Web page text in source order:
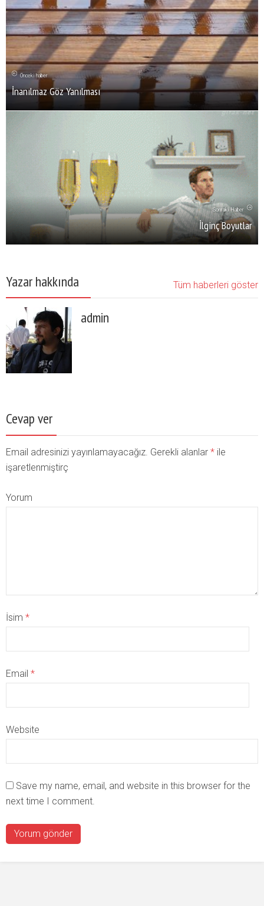
Önceki haber
İnanılmaz Göz Yanılması
Sonraki Haber
İlginç Boyutlar
Yazar hakkında Tüm haberleri göster
admin
Cevap ver
Email adresinizi yayınlamayacağız. Gerekli alanlar * ile
işaretlenmiştirç
Yorum
İsim *
Email *
Website
Save my name, email, and website in this browser for the
next time I comment.